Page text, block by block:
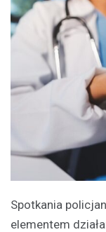
Spotkania
elementem